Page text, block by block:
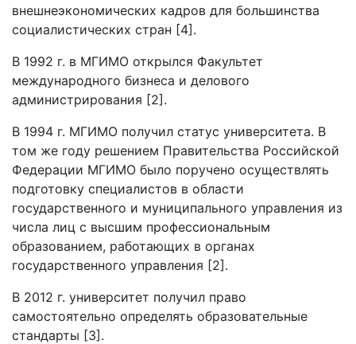
внешнеэкономических кадров для большинства
социалистических стран [4].
В 1992 г. в МГИМО открылся Факультет
международного бизнеса и делового
администрирования [2].
В 1994 г. МГИМО получил статус университета. В
том же году решением Правительства Российской
Федерации МГИМО было поручено осуществлять
подготовку специалистов в области
государственного и муниципального управления из
числа лиц с высшим профессиональным
образованием, работающих в органах
государственного управления [2].
В 2012 г. университет получил право
самостоятельно определять образовательные
стандарты [3].